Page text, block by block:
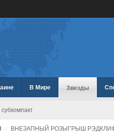
В Мире Звезды
ВНЕЗАПНЫЙ РОЗЫГРЫШ